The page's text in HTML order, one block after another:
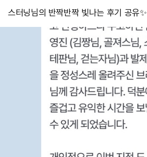
스터닝님의 반짝반짝 빛나는 후기 공유✨